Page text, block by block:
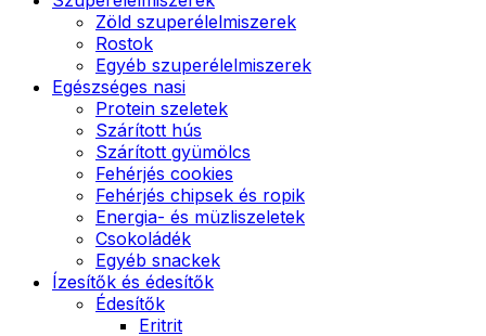
Zöld szuperélelmiszerek
Rostok
Egyéb szuperélelmiszerek
Egészséges nasi
Protein szeletek
Szárított hús
Szárított gyümölcs
Fehérjés cookies
Fehérjés chipsek és ropik
Energia- és müzliszeletek
Csokoládék
Egyéb snackek
Ízesítők és édesítők
Édesítők
Eritrit